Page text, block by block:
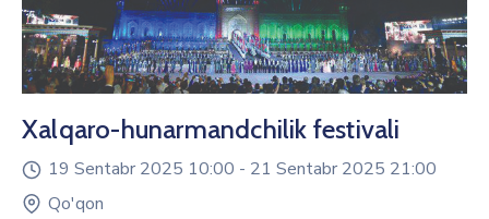
Xalqaro-hunarmandchilik festivali
19 Sentabr 2025 10:00 - 21 Sentabr 2025 21:00
Qo'qon